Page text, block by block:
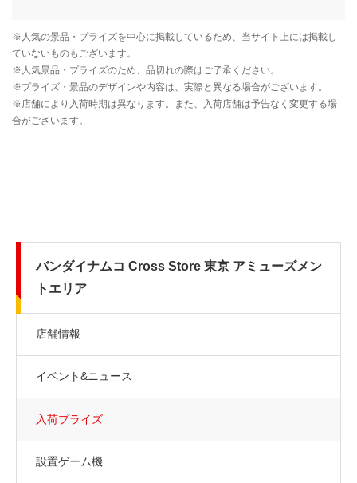
バンダイナムコ Cross Store 東京 アミューズメン
トエリア
店舗情報
イベント&ニュース
入荷プライズ
設置ゲーム機